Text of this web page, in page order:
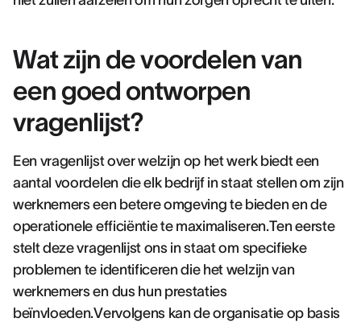
Wat zijn de voordelen van
een goed ontworpen
vragenlijst?
Een vragenlijst over welzijn op het werk biedt een
aantal voordelen die elk bedrijf in staat stellen om zijn
werknemers een betere omgeving te bieden en de
operationele efficiëntie te maximaliseren.Ten eerste
stelt deze vragenlijst ons in staat om specifieke
problemen te identificeren die het welzijn van
werknemers en dus hun prestaties
beïnvloeden.Vervolgens kan de organisatie op basis